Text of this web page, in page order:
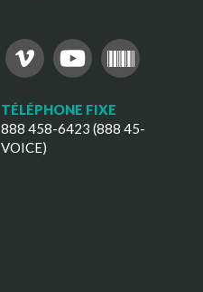
TÉLÉPHONE FIXE
888 458-6423 (888 45-
VOICE)